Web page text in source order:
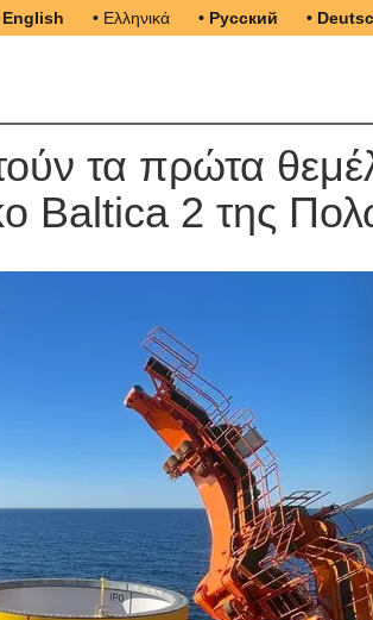
English • Ελληνικά • Русский •
τα πρώτα
Baltica 2 της